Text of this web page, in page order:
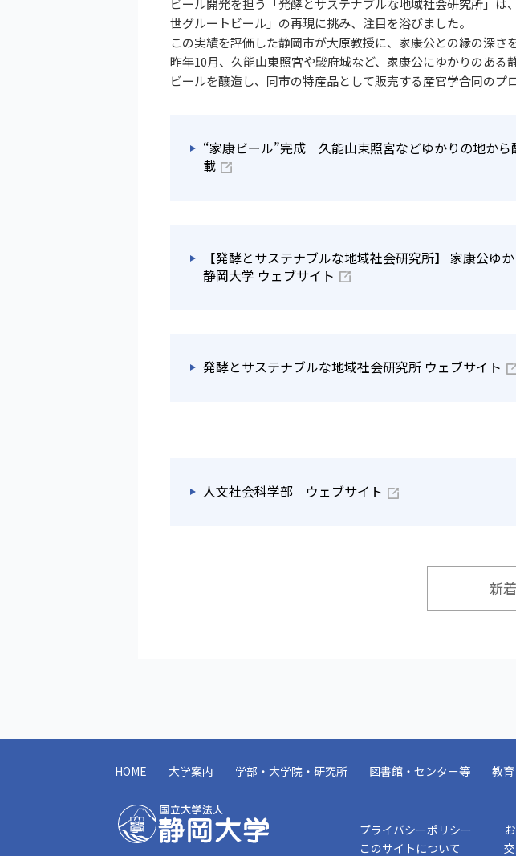
ビール開発を担う「発酵とサステナブルな地域社会研究所」
世グルートビール」の再現に挑み、注目を浴びました。
この実績を評価した静岡市が大原教授に、家康公との縁の深さ
昨年10月、久能山東照宮や駿府城など、家康公にゆかりのあ
ビールを醸造し、同市の特産品として販売する産官学合同のプ
“家康ビール”完成 久能山東照宮などゆかりの地か
載
【発酵とサステナブルな地域社会研究所】 家康公
静岡大学 ウェブサイト
発酵とサステナブルな地域社会研究所 ウェブサイト
人文社会科学部 ウェブサイト
新
HOME 大学案内 学部・大学院・研究所 図書館・センター等 教
プライバシーポリシー
このサイトについて